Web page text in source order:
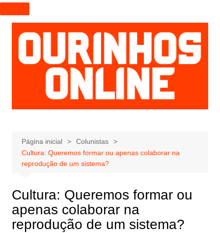
I
r
p
a
r
a
e
ú
d
Página inicial
Colunistas
Cultura: Queremos formar ou apenas colaborar na
reprodução de um sistema?
Cultura: Queremos formar ou
apenas colaborar na
reprodução de um sistema?